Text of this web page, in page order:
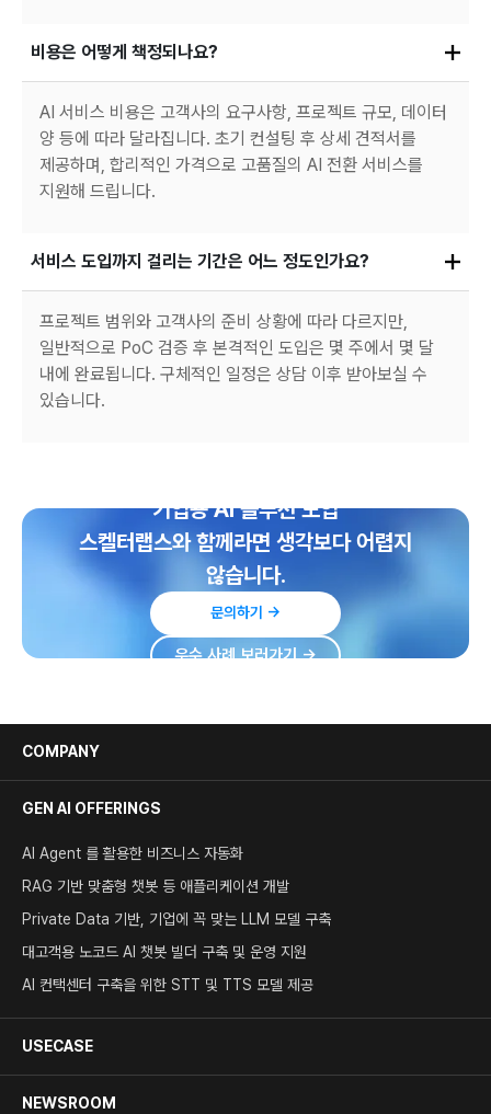
비용은 어떻게 책정되나요?
AI 서비스 비용은 고객사의 요구사항, 프로젝트 규모, 데이터
양 등에 따라 달라집니다. 초기 컨설팅 후 상세 견적서를
제공하며, 합리적인 가격으로 고품질의 AI 전환 서비스를
지원해 드립니다.
서비스 도입까지 걸리는 기간은 어느 정도인가요?
프로젝트 범위와 고객사의 준비 상황에 따라 다르지만,
일반적으로 PoC 검증 후 본격적인 도입은 몇 주에서 몇 달
내에 완료됩니다. 구체적인 일정은 상담 이후 받아보실 수
있습니다.
기업용 AI 솔루션 도입
스켈터랩스와 함께라면 생각보다 어렵지
않습니다.
문의하기 →
우수 사례 보러가기 →
COMPANY
GEN AI OFFERINGS
AI Agent 를 활용한 비즈니스 자동화
RAG 기반 맞춤형 챗봇 등 애플리케이션 개발
Private Data 기반, 기업에 꼭 맞는 LLM 모델 구축
대고객용 노코드 AI 챗봇 빌더 구축 및 운영 지원
AI 컨택센터 구축을 위한 STT 및 TTS 모델 제공
USECASE
NEWSROOM